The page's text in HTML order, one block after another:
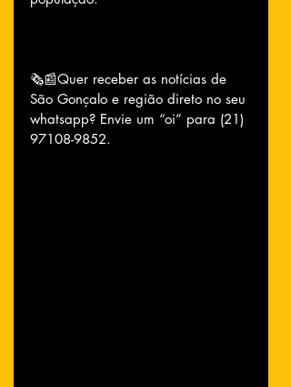
🗞📰Quer receber as notícias de
São Gonçalo e região direto no seu
whatsapp? Envie um “oi” para (21)
97108-9852.